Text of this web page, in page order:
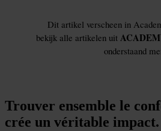
Trouver ensemble le
crée un véritable impact.